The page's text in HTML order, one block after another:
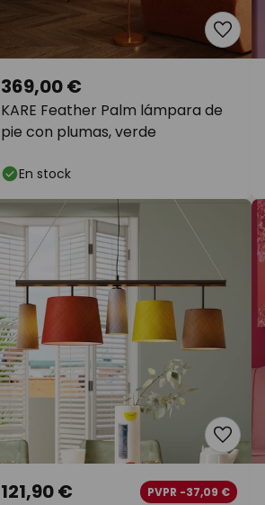
KARE Feather Palm lámpara de
pie con plumas, verde
369,00 €
En stock
121,90 € PVPR -37,09 €